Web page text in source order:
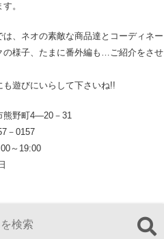
。
は、ネオの素敵な商品達とコーディネー
の様子、たまに番外編も…ご紹介をさせ
遊びにいらして下さいね!!
熊野町4―20－31
－0157
～19:00